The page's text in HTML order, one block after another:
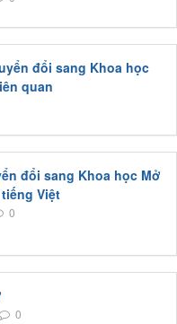
đổi sang Khoa học
quan
đổi sang Khoa học Mở
tiếng Việt
0
0